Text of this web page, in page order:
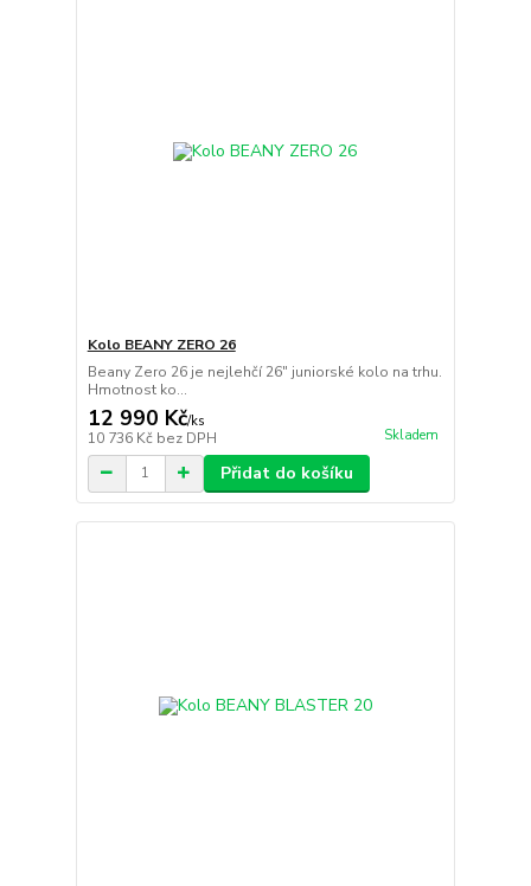
Kolo BEANY ZERO 26
Beany Zero 26 je nejlehčí 26" juniorské kolo na trhu.
Hmotnost ko...
12 990 Kč/ks
10 736 Kč bez DPH Skladem
Přidat do košíku